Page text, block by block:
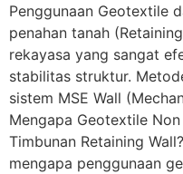
Penggunaan Geotextile
penahan tanah
rekayasa yang sangat
stabilitas struktur.
sistem MSE Wall
Mengapa Geotextile
Timbunan Retaining
mengapa penggunaan